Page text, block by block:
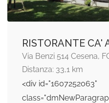
RISTORANTE CA'
Via Benzi 514 Cesena,
Distanza: 33,1 km
<div id="1607252063"